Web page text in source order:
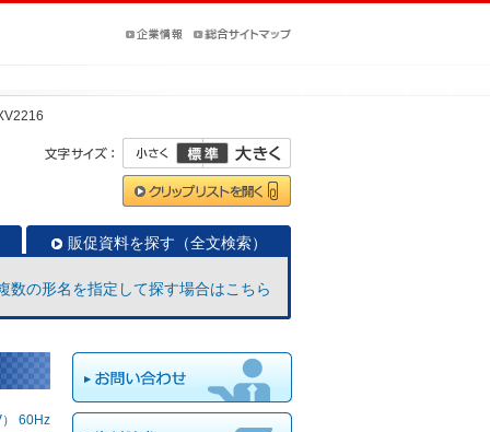
販促資料を探す（全文検索）
数の形名を指定して探す場合はこちら
60Hz